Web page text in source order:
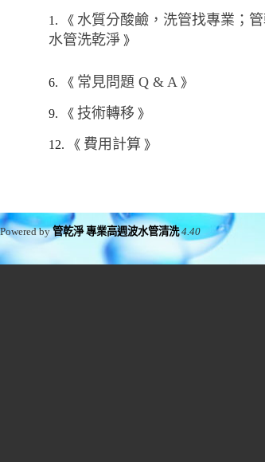
1. 《 水質分酸鹼，洗管找專業；
水管洗乾淨》
6. 《 常見問題 Q & A 》
9. 《 技術轉移 》
12. 《 費用計算 》
Powered by管乾淨 專業高週波水管清洗 4.40